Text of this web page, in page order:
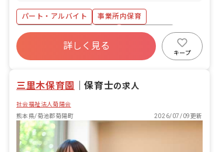
パート・アルバイト
事業所内保育
ボーナス・賞与あり
有給
昇給昇進あり
産休育休制度
車通勤可
詳しく見る
キープ
三里木保育園 ｜保育士の求人
社会福祉法人菊陽会
熊本県/菊池郡菊陽町
2026/07/09更新